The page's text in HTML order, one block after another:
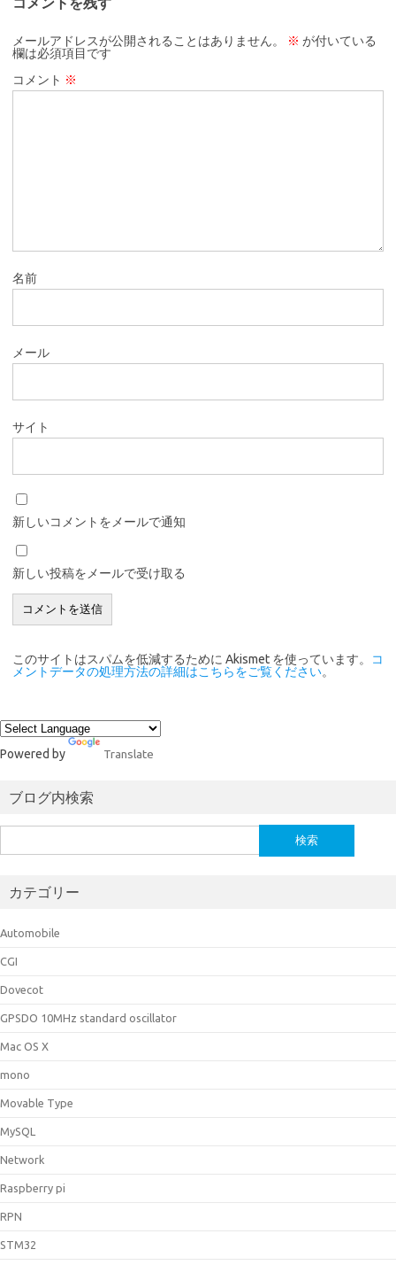
メールアドレスが公開されることはありません。 ※ が付いている
欄は必須項目です
コメント ※
名前
メール
サイト
新しいコメントをメールで通知
新しい投稿をメールで受け取る
このサイトはスパムを低減するために Akismet を使っています。
コ
メントデータの処理方法の詳細はこちらをご覧ください。
Powered by Translate
ブログ内検索
索:
カテゴリー
Automobile
CGI
Dovecot
GPSDO 10MHz standard oscillator
Mac OS X
mono
Movable Type
MySQL
Network
Raspberry pi
RPN
STM32